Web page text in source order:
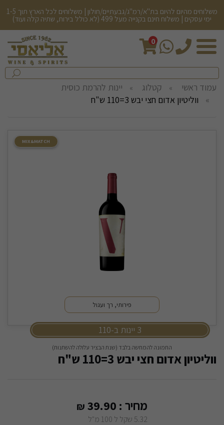
משלוחים מהיום להיום בת"א/רמ"ג/גבעתיים/חולון | משלוחים לכל הארץ תוך 1-5
ימי עסקים | משלוח חינם בקנייה מעל 499 (לא כולל בירות, שתיה קלה ועוד)
0
חיפש
בחנות...
עמוד ראשי קטלוג
יינות להרמת כוסית
ווליטיון אדום חצי יבש 3=110 ש"ח
MIX&MATCH
פירותי, רך ועגול
3 יינות ב-110
התמונה להמחשה בלבד (שנת הבציר עלולה להשתנות)
ווליטיון אדום חצי יבש 3=110 ש"ח
מחיר : 39.90
₪
5.32 שקל ל 100 מ"ל